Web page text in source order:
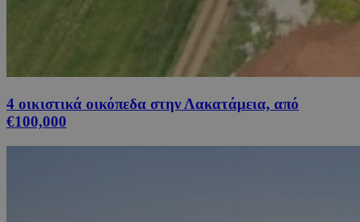
4 οικιστικά οικόπεδα στην Λακατάμεια, από
€100,000